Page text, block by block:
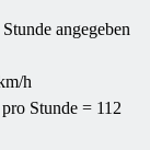
angegeben
h
Stunde = 112